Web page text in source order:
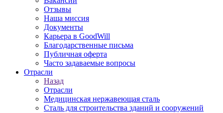
Отзывы
Наша миссия
Документы
Карьера в GoodWill
Благодарственные письма
Публичная оферта
Часто задаваемые вопросы
Отрасли
Назад
Отрасли
Медицинcкая нержавеющая сталь
Сталь для строительства зданий и сооружений